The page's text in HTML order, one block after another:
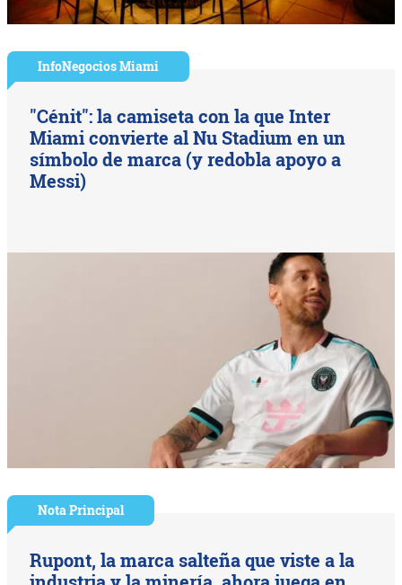
InfoNegocios Miami
"Cénit": la camiseta con la que Inter
Miami convierte al Nu Stadium en un
símbolo de marca (y redobla apoyo a
Messi)
Nota Principal
Rupont, la marca salteña que viste a la